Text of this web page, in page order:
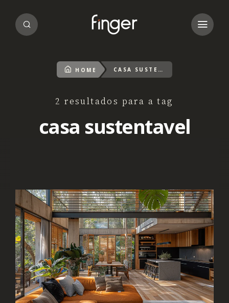
HOME CASA SUSTENTAVEL
2 resultados para a tag
casa sustentavel